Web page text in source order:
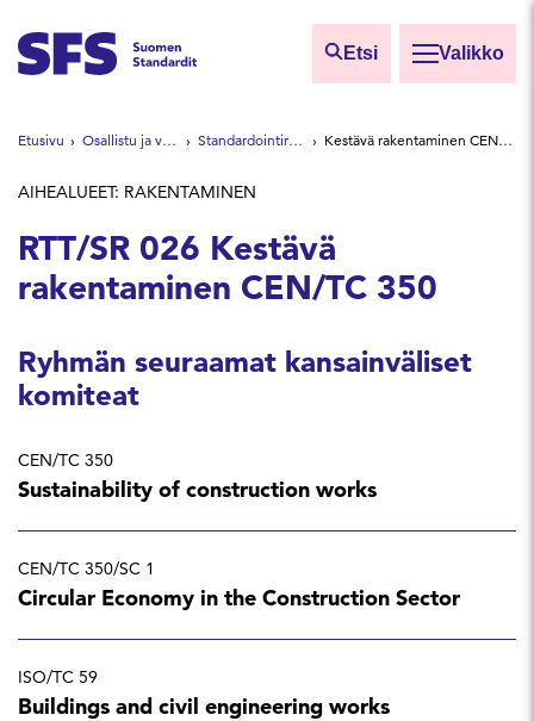
Etsi Valikko
Etsi sivuilta
Hae hakutermillä
Etusivu Osallistu ja vaikuta Standardointiryhmät Kestävä rakentaminen CEN/TC 350
AIHEALUEET: RAKENTAMINEN
RTT/SR 026 Kestävä
rakentaminen CEN/TC 350
Ryhmän seuraamat kansainväliset
komiteat
CEN/TC 350
Sustainability of construction works
CEN/TC 350/SC 1
Circular Economy in the Construction Sector
ISO/TC 59
Buildings and civil engineering works